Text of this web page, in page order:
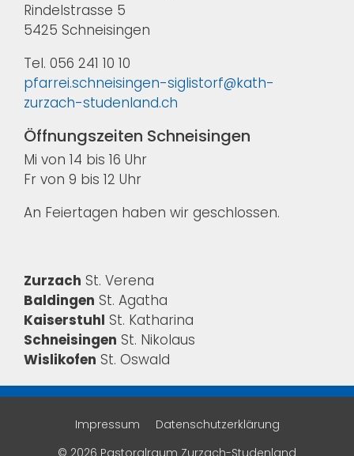
Rindelstrasse 5
5425 Schneisingen
Tel. 056 241 10 10
pfarrei.schneisingen-siglistorf@kath-
zurzach-studenland.ch
Öffnungszeiten Schneisingen
Mi von 14 bis 16 Uhr
Fr von 9 bis 12 Uhr
An Feiertagen haben wir geschlossen.
Zurzach St. Verena
Baldingen St. Agatha
Kaiserstuhl St. Katharina
Schneisingen St. Nikolaus
Wislikofen St. Oswald
Impressum
Datenschutzerklärung
© 2026 Pastoralraum Zurzach-Studenland